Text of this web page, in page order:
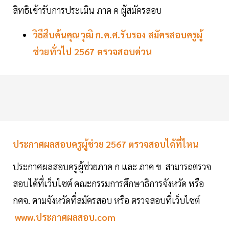
สิทธิเข้ารับการประเมิน ภาค ค ผู้สมัครสอบ
วิธีสืบค้นคุณวุฒิ ก.ค.ศ.รับรอง สมัครสอบครูผู้
ช่วยทั่วไป 2567 ตรวจสอบด่วน
ประกาศผลสอบครูผู้ช่วย 2567 ตรวจสอบได้ที่ไหน
ประกาศผลสอบครูผู้ช่วยภาค ก และ ภาค ข สามารถตรวจ
สอบได้ที่เว็บไซต์ คณะกรรมการศึกษาธิการจังหวัด หรือ
กศจ. ตามจังหวัดที่สมัครสอบ หรือ ตรวจสอบที่เว็บไซต์
www.ประกาศผลสอบ.com